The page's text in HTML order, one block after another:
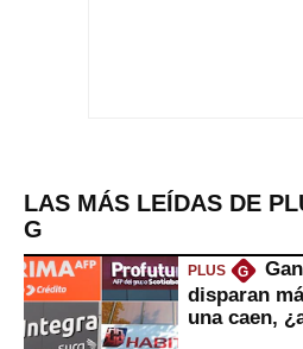
LAS MÁS LEÍDAS DE
G
PLUS G
disparan
una caen,